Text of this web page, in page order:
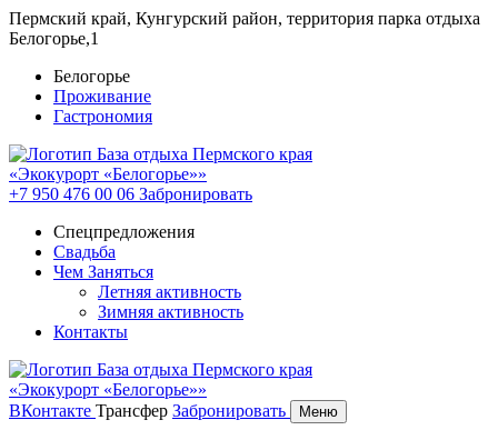
Пермский край, Кунгурский район, территория парка отдыха
Белогорье,1
Белогорье
Проживание
Гастрономия
+7 950 476 00 06 Забронировать
Спецпредложения
Свадьба
Чем Заняться
Летняя активность
Зимняя активность
Контакты
ВКонтакте Трансфер Забронировать Меню